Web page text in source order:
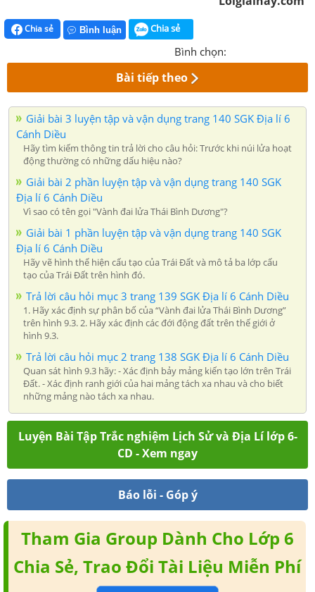
Chia sẻ Bình luận Chia sẻ
Bình chọn:
Bài tiếp theo
Giải bài 3 luyện tập và vận dụng trang 140 SGK Địa lí 6
Cánh Diều
Hãy tìm kiếm thông tin trả lời cho câu hỏi: Trước khi núi lửa hoạt
động thường có những dấu hiệu nào?
Giải bài 2 phần luyện tập và vận dụng trang 140 SGK
Địa lí 6 Cánh Diều
Vì sao có tên gọi "Vành đai lửa Thái Bình Dương"?
Giải bài 1 phần luyện tập và vận dụng trang 140 SGK
Địa lí 6 Cánh Diều
Hãy vẽ hình thể hiện cấu tạo của Trái Đất và mô tả ba lớp cấu
tạo của Trái Đất trên hình đó.
Trả lời câu hỏi mục 3 trang 139 SGK Địa lí 6 Cánh Diều
1. Hãy xác định sự phân bố của “Vành đai lửa Thái Bình Dương”
trên hình 9.3. 2. Hãy xác định các đới động đất trên thế giới ở
hình 9.3.
Trả lời câu hỏi mục 2 trang 138 SGK Địa lí 6 Cánh Diều
Quan sát hình 9.3 hãy: - Xác định bảy mảng kiến tạo lớn trên Trái
Đất. - Xác định ranh giới của hai mảng tách xa nhau và cho biết
những mảng nào tách xa nhau.
Luyện Bài Tập Trắc nghiệm Lịch Sử và Địa Lí lớp 6-
CD - Xem ngay
Báo lỗi - Góp ý
Tham Gia Group Dành Cho Lớp 6
Chia Sẻ, Trao Đổi Tài Liệu Miễn Phí